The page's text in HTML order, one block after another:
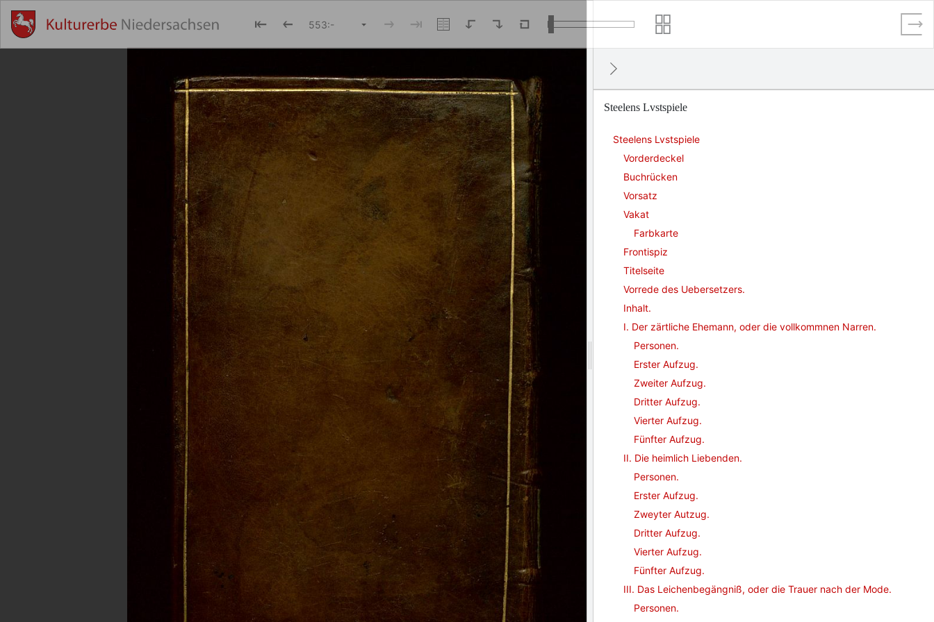
Steelens Lvstspiele
Steelens Lvstspiele
Vorderdeckel
Buchrücken
Vorsatz
Vakat
Farbkarte
Frontispiz
Titelseite
Vorrede des Uebersetzers.
Inhalt.
I. Der zärtliche Ehemann, oder die vollkommnen Narren.
Personen.
Erster Aufzug.
Zweiter Aufzug.
Dritter Aufzug.
Vierter Aufzug.
Fünfter Aufzug.
II. Die heimlich Liebenden.
Personen.
Erster Aufzug.
Zweyter Autzug.
Dritter Aufzug.
Vierter Aufzug.
Fünfter Aufzug.
III. Das Leichenbegängniß, oder die Trauer nach der Mode.
Personen.